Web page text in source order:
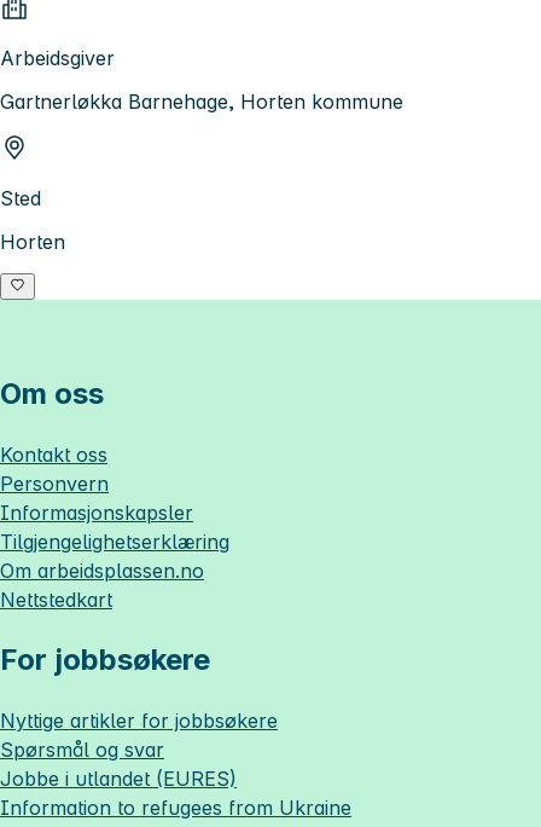
Arbeidsgiver
Gartnerløkka Barnehage, Horten kommune
Sted
Horten
Om oss
Kontakt oss
Personvern
Informasjonskapsler
Tilgjengelighetserklæring
Om arbeidsplassen.no
Nettstedkart
For jobbsøkere
Nyttige artikler for jobbsøkere
Spørsmål og svar
Jobbe i utlandet (EURES)
Information to refugees from Ukraine